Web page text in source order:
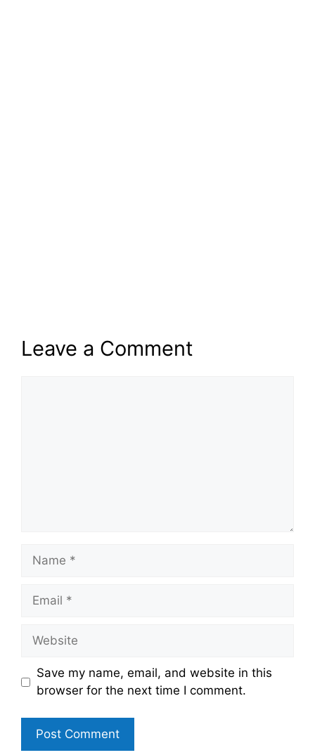
Leave a Comment
Name
Email
Website
Save my name, email, and website in this
browser for the next time I comment.